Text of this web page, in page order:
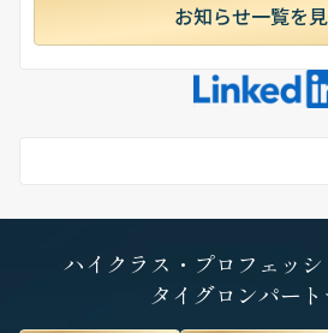
お知らせ一覧を
ハイクラス・プロフェッ
タイグロンパー